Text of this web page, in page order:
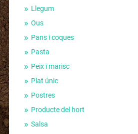
Llegum
Ous
Pans i coques
Pasta
Peix i marisc
Plat únic
Postres
Producte del hort
Salsa